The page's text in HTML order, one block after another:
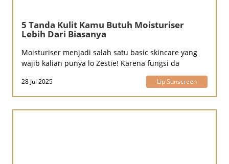
5 Tanda Kulit Kamu Butuh Moisturiser
Lebih Dari Biasanya
Moisturiser menjadi salah satu basic skincare yang
wajib kalian punya lo Zestie! Karena fungsi da
28 Jul 2025 Lip Sunscreen